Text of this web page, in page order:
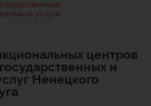
центров
и
Ненецкого